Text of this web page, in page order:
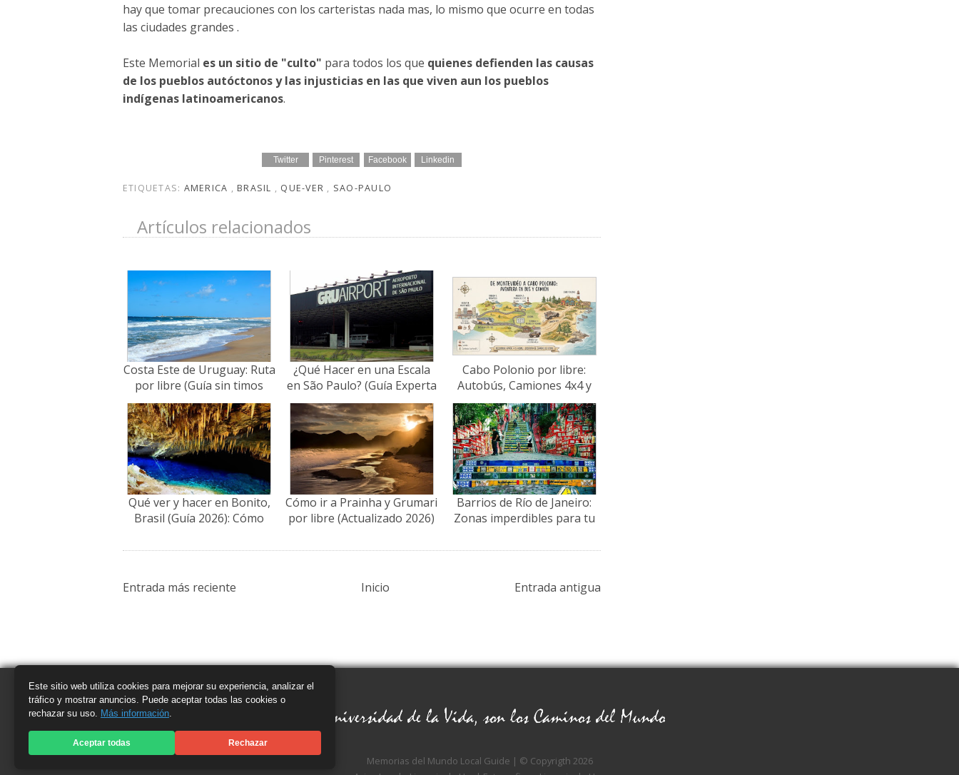
hay que tomar precauciones con los carteristas nada mas, lo mismo que ocurre en todas
las ciudades grandes .
Este Memorial es un sitio de "culto" para todos los que quienes defienden las causas
de los pueblos autóctonos y las injusticias en las que viven aun los pueblos
indígenas latinoamericanos.
Twitter Pinterest Facebook Linkedin
ETIQUETAS: AMERICA , BRASIL , QUE-VER , SAO-PAULO
Artículos relacionados
Costa Este de Uruguay: Ruta
por libre (Guía sin timos
2026)
¿Qué Hacer en una Escala
en São Paulo? (Guía Experta
2026)
Cabo Polonio por libre:
Autobús, Camiones 4x4 y
Consejos
Qué ver y hacer en Bonito,
Brasil (Guía 2026): Cómo
agencias
Cómo ir a Prainha y Grumari
por libre (Actualizado 2026)
Barrios de Río de Janeiro:
Zonas imperdibles para tu
Entrada más reciente Entrada antigua
Inicio
Este sitio web utiliza cookies para mejorar su experiencia, analizar el
tráfico y mostrar anuncios. Puede aceptar todas las cookies o
rechazar su uso. Más información.
Aceptar todas Rechazar
Memorias del Mundo Local Guide | © Copyrigth 2026